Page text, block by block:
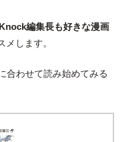
編集長も好きな漫画
します。
合わせて読み始めてみる